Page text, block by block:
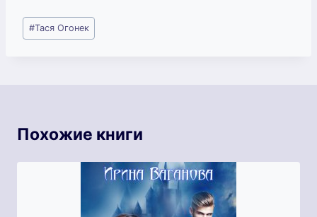
Метки
записи:
#Тася Огонек
Похожие книги